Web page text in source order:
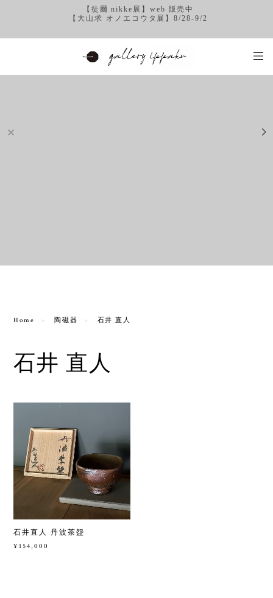
【徒爾 nikke展】web 販売中
【大山求 オノエコウタ展】8/28-9/2
Home 陶磁器 石井 直人
石井 直人
石井直人 丹波茶盌
¥154,000